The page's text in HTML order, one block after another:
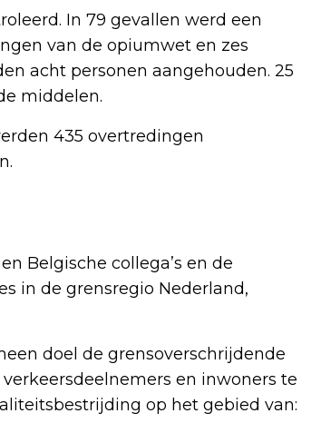
In 79 gevallen werd een
van de opiumwet en zes
acht personen aangehouden. 25
middelen.
435 overtredingen
Belgische collega’s en de
in de grensregio Nederland,
doel de grensoverschrijdende
en inwoners te
op het gebied van: